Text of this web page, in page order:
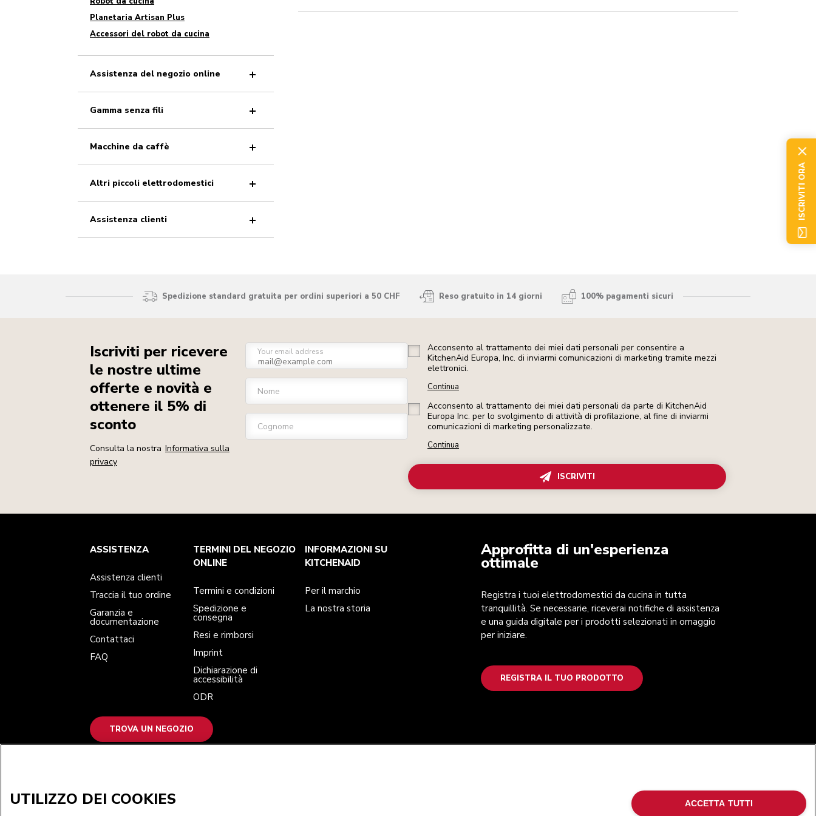
Planetaria Artisan Plus
Accessori del robot da cucina
Assistenza del negozio online
Gamma senza fili
Macchine da caffè
Altri piccoli elettrodomestici
Assistenza clienti
Spedizione standard gratuita per ordini superiori a 50 CHF Reso gratuito in 14 giorni 100% pagamenti sicuri
Iscriviti per ricevere
le nostre ultime
offerte e novità e
ottenere il 5% di
sconto
Consulta la nostra Informativa sulla
privacy
Your email address
Nome
Cognome
Acconsento al trattamento dei miei dati personali per consentire a
KitchenAid Europa, Inc. di inviarmi comunicazioni di marketing tramite mezzi
elettronici.
Continua
Acconsento al trattamento dei miei dati personali da parte di KitchenAid
Europa Inc. per lo svolgimento di attività di profilazione, al fine di inviarmi
comunicazioni di marketing personalizzate.
Continua
ISCRIVITI
Approfitta di un'esperienza
ottimale
Registra i tuoi elettrodomestici da cucina in tutta
tranquillità. Se necessarie, riceverai notifiche di assistenza
e una guida digitale per i prodotti selezionati in omaggio
per iniziare.
REGISTRA IL TUO PRODOTTO
Assistenza clienti
Traccia il tuo ordine
FAQ
Termini e condizioni
Spedizione e consegna
Dichiarazione di accessibilità
Per il marchio
La nostra storia
Trova un negozio
ASSISTENZA
Assistenza clienti
Traccia il tuo ordine
Garanzia e
documentazione
Contattaci
FAQ
TERMINI DEL NEGOZIO
ONLINE
Termini e condizioni
Spedizione e
consegna
Resi e rimborsi
Imprint
Dichiarazione di
accessibilità
ODR
INFORMAZIONI SU
KITCHENAID
Per il marchio
La nostra storia
TROVA UN NEGOZIO
ISCRIVITI ORA
UTILIZZO DEI COOKIES ACCETTA TUTTI